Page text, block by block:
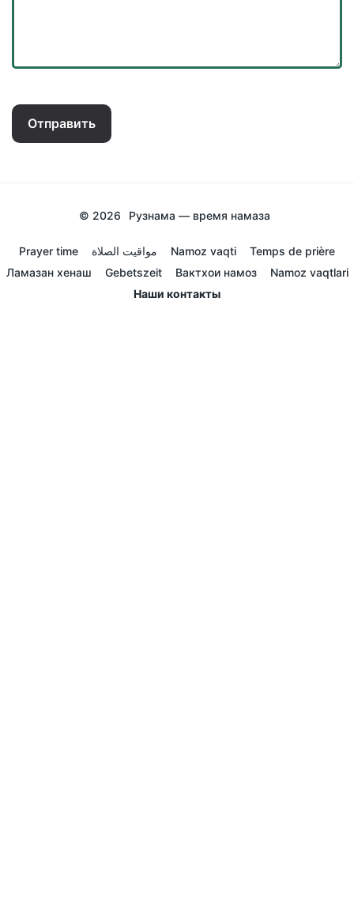
Отправить
© 2026 Рузнама — время намаза
Prayer time مواقيت الصلاة Namoz vaqti
Temps de prière
Ламазан хенаш
Gebetszeit Вактхои намоз
Namoz vaqtlari
Наши контакты